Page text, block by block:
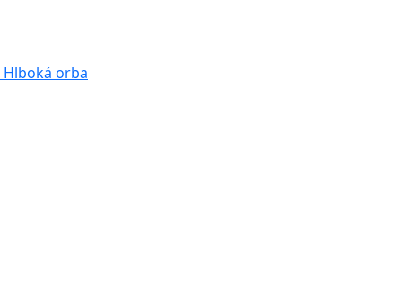
Hlboká orba